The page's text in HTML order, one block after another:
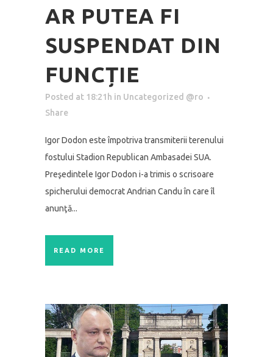
AR PUTEA FI
SUSPENDAT DIN
FUNCȚIE
Posted at 18:21h in Uncategorized @ro
Share
Igor Dodon este împotriva transmiterii terenului
fostului Stadion Republican Ambasadei SUA.
Preşedintele Igor Dodon i-a trimis o scrisoare
spicherului democrat Andrian Candu în care îl
anunţă...
READ MORE